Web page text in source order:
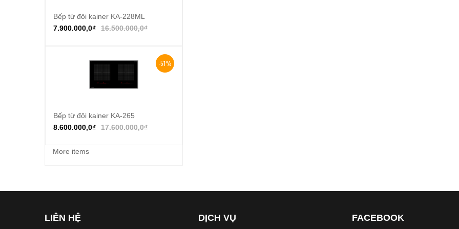
Thêm vào giỏ hàng
Bếp từ đôi kainer KA-228ML
16.500.000,0₫
7.900.000,0₫
-51%
Thêm vào giỏ hàng
Bếp từ đôi kainer KA-265
17.600.000,0₫
8.600.000,0₫
More items
LIÊN HỆ DỊCH VỤ FACEBOOK